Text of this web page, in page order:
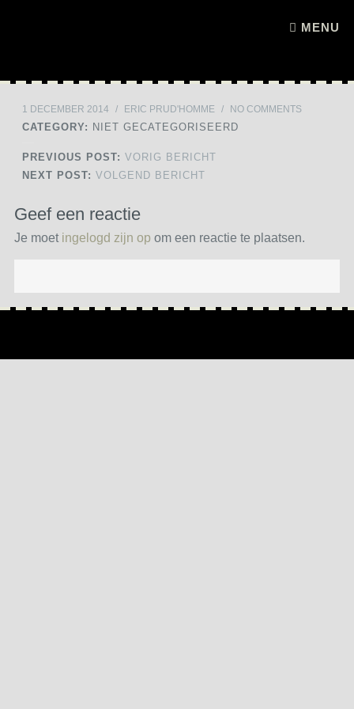
MENU
1 DECEMBER 2014 / ERIC PRUD'HOMME / NO COMMENTS
CATEGORY: NIET GECATEGORISEERD
PREVIOUS POST: VORIG BERICHT
NEXT POST: VOLGEND BERICHT
Geef een reactie
Je moet ingelogd zijn op om een reactie te plaatsen.